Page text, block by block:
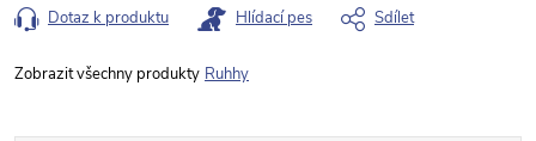
Dotaz k produktu Hlídací pes Sdílet
Ruhhy